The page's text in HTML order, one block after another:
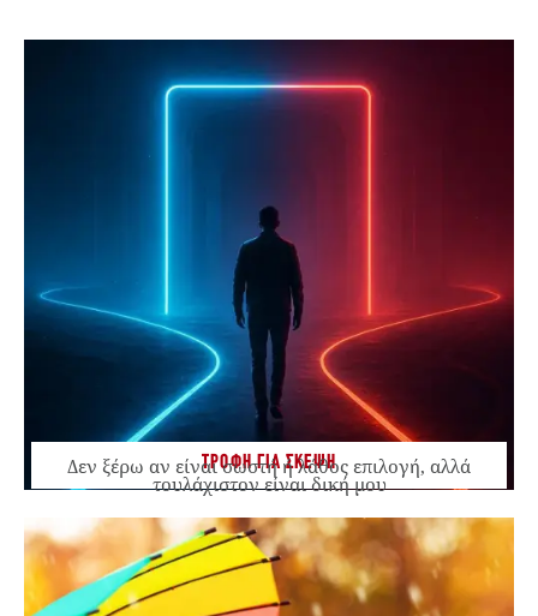
ΤΡΟΦΗ ΓΙΑ ΣΚΕΨΗ
Δεν ξέρω αν είναι σωστή ή λάθος επιλογή, αλλά
τουλάχιστον είναι δική μου